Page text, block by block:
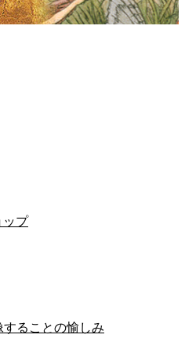
ップ
ることの愉しみ